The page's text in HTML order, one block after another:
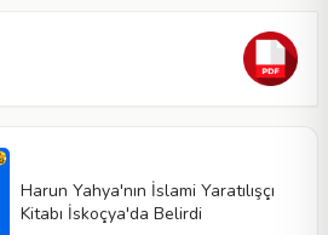
Harun Yahya'nın İslami Yaratılışçı
Kitabı İskoçya'da Belirdi